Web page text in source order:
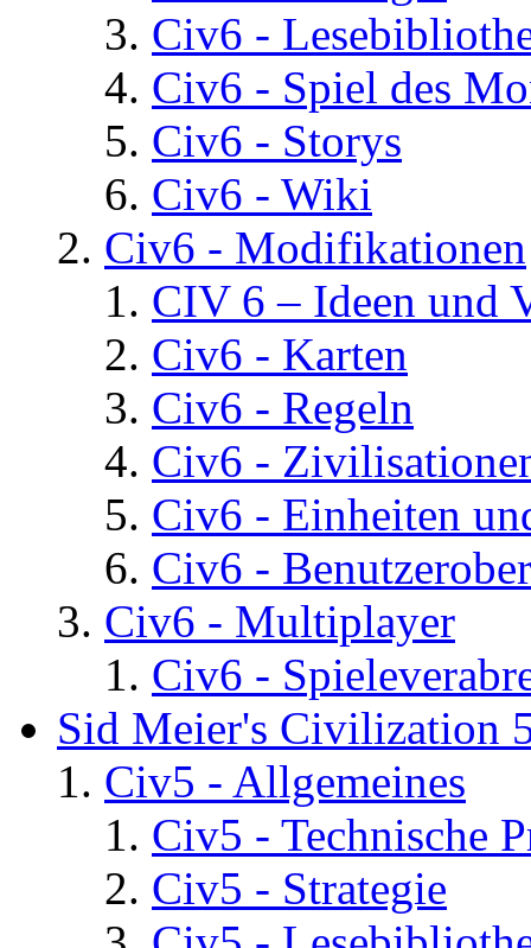
Civ6 -
Civ6 - Spiel des
Civ6 - Storys
Civ6 - Wiki
Civ6 - Modifikationen
CIV 6 – Ideen und
Civ6 - Karten
Civ6 - Regeln
Civ6 -
Civ6 - Einheiten
Civ6 -
Civ6 - Multiplayer
Civ6 -
Sid Meier's Civilization
Civ5 - Allgemeines
Civ5 - Technische
Civ5 - Strategie